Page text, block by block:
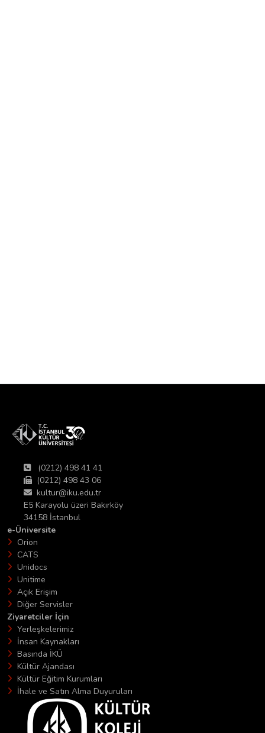
(0212) 498 41 41
(0212) 498 43 06
kultur@iku.edu.tr
E5 Karayolu üzeri Bakırköy
34158 İstanbul
e-Üniversite
Orion
CATS
Unidocs
Unitime
Açık Erişim
Diğer Servisler
Ziyaretciler İçin
Yerleşkelerimiz
İnsan Kaynakları
Basında İKÜ
Kültür Ajandası
Kültür Eğitim Kurumları
İhale ve Satın Alma Duyuruları